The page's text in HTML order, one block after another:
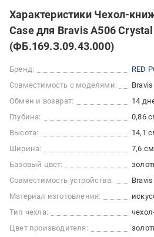
Характеристики Чехол-
Case для Bravis A506 Crystal
(ФБ.169.З.09.43.000)
Бренд:
RED
Совместимость с моделями:
Обмен и возврат:
14
Глубина:
0,86
Высота:
14,1
Ширина:
7,6 см
Базовый цвет:
Совместимость устройства:
Bravis
Материал изготовления:
Тип чехла:
Цвет производителя: